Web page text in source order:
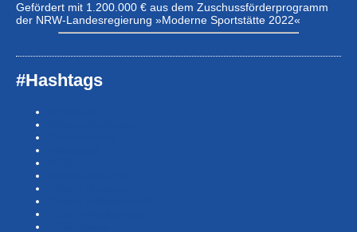
Gefördert mit 1.200.000 € aus dem Zuschussförderprogramm
der NRW-Landesregierung »Moderne Sportstätte 2022«
#Hashtags